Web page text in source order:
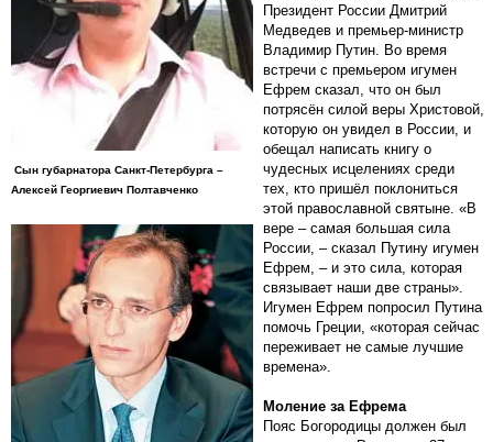
Сын губарнатора Санкт-Петербурга –
Алексей Георгиевич Полтавченко
Президент России Дмитрий
Медведев и премьер-министр
Владимир Путин. Во время
встречи с премьером игумен
Ефрем сказал, что он был
потрясён силой веры Христовой,
которую он увидел в России, и
обещал написать книгу о
чудесных исцелениях среди
тех, кто пришёл поклониться
этой православной святыне. «В
вере – самая большая сила
России, – сказал Путину игумен
Ефрем, – и это сила, которая
связывает наши две страны».
Игумен Ефрем попросил Путина
помочь Греции, «которая сейчас
переживает не самые лучшие
времена».
Моление за Ефрема
Пояс Богородицы должен был